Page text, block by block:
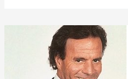
SOLUCIONES